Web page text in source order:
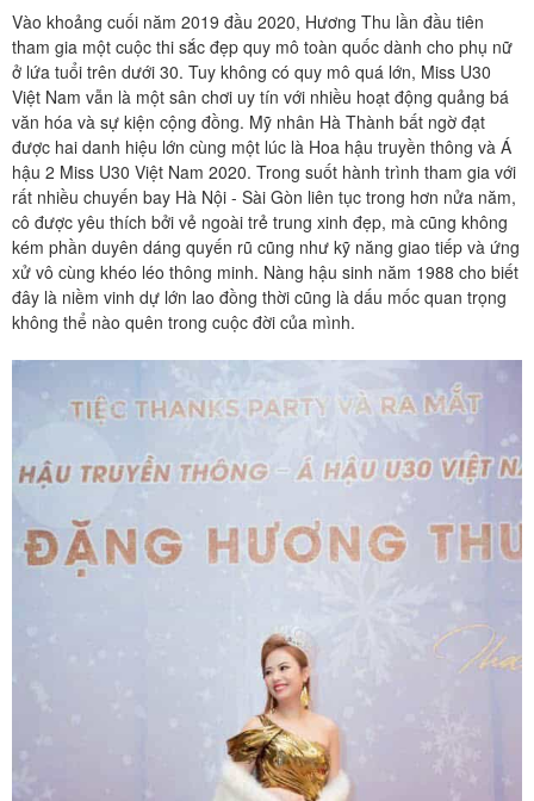
Vào khoảng cuối năm 2019 đầu 2020, Hương Thu lần đầu tiên
tham gia một cuộc thi sắc đẹp quy mô toàn quốc dành cho phụ nữ
ở lứa tuổi trên dưới 30. Tuy không có quy mô quá lớn, Miss U30
Việt Nam vẫn là một sân chơi uy tín với nhiều hoạt động quảng bá
văn hóa và sự kiện cộng đồng. Mỹ nhân Hà Thành bất ngờ đạt
được hai danh hiệu lớn cùng một lúc là Hoa hậu truyền thông và Á
hậu 2 Miss U30 Việt Nam 2020. Trong suốt hành trình tham gia với
rất nhiều chuyến bay Hà Nội - Sài Gòn liên tục trong hơn nửa năm,
cô được yêu thích bởi vẻ ngoài trẻ trung xinh đẹp, mà cũng không
kém phần duyên dáng quyến rũ cũng như kỹ năng giao tiếp và ứng
xử vô cùng khéo léo thông minh. Nàng hậu sinh năm 1988 cho biết
đây là niềm vinh dự lớn lao đồng thời cũng là dấu mốc quan trọng
không thể nào quên trong cuộc đời của mình.